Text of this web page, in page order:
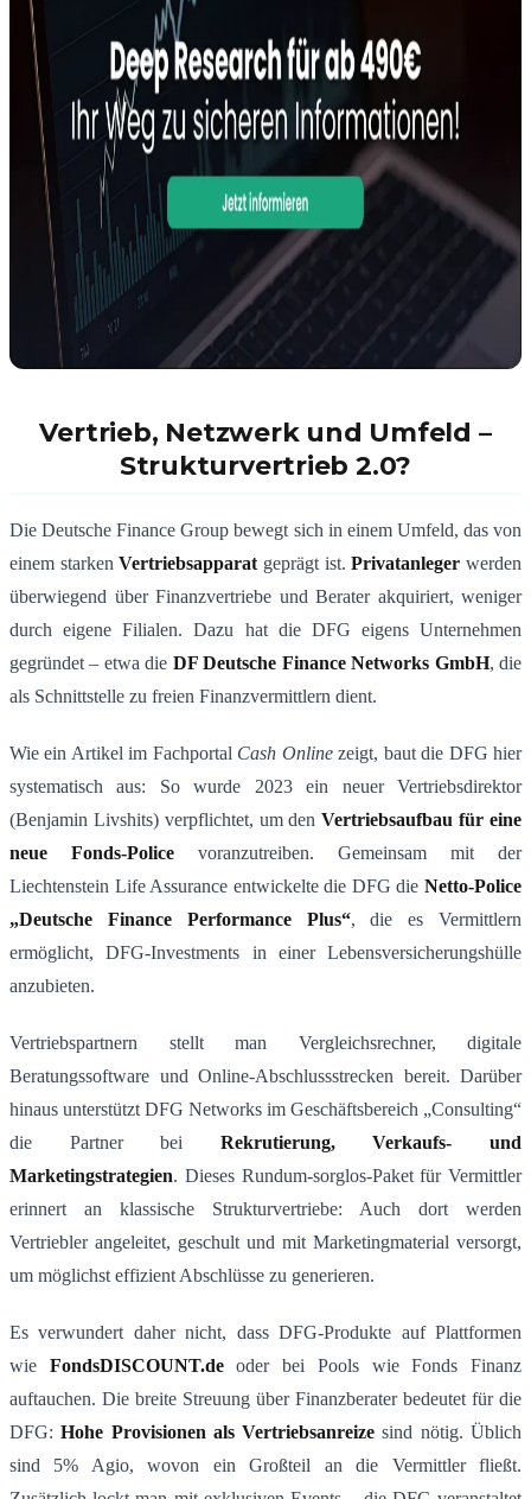
Vertrieb, Netzwerk und Umfeld –
Strukturvertrieb 2.0?
Die Deutsche Finance Group bewegt sich in einem Umfeld, das von
einem starkenVertriebsapparat geprägt ist.Privatanleger werden
überwiegend über Finanzvertriebe und Berater akquiriert, weniger
durch eigene Filialen. Dazu hat die DFG eigens Unternehmen
gegründet – etwa die DF Deutsche Finance Networks GmbH, die
als Schnittstelle zu freien Finanzvermittlern dient.
Wie ein Artikel im Fachportal Cash Onlinezeigt, baut die DFG hier
systematisch aus: So wurde 2023 ein neuer Vertriebsdirektor
(Benjamin Livshits) verpflichtet, um denVertriebsaufbau für eine
neue Fonds-Police voranzutreiben​. Gemeinsam mit der
Liechtenstein Life Assurance entwickelte die DFG die Netto-Police
„Deutsche Finance Performance Plus“, die es Vermittlern
ermöglicht, DFG-Investments in einer Lebensversicherungshülle
anzubieten​.
Vertriebspartnern stellt man Vergleichsrechner, digitale
Beratungssoftware und Online-Abschlussstrecken bereit​. Darüber
hinaus unterstützt DFG Networks im Geschäftsbereich „Consulting“
die Partner bei Rekrutierung, Verkaufs- und
Marketingstrategien​. Dieses Rundum-sorglos-Paket für Vermittler
erinnert an klassische Strukturvertriebe: Auch dort werden
Vertriebler angeleitet, geschult und mit Marketingmaterial versorgt,
um möglichst effizient Abschlüsse zu generieren.
Es verwundert daher nicht, dass DFG-Produkte auf Plattformen
wie FondsDISCOUNT.deoder bei Pools wie Fonds Finanz
auftauchen. Die breite Streuung über Finanzberater bedeutet für die
DFG:Hohe Provisionen als Vertriebsanreize sind nötig. Üblich
sind 5% Agio, wovon ein Großteil an die Vermittler fließt.